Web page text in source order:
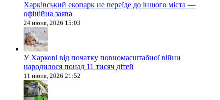
Харківський екопарк не переїде до іншого міста —
офіційна заява
24 июня, 2026 15:03
У Харкові від початку повномасштабної війни
народилося понад 11 тисяч дітей
11 июня, 2026 21:52